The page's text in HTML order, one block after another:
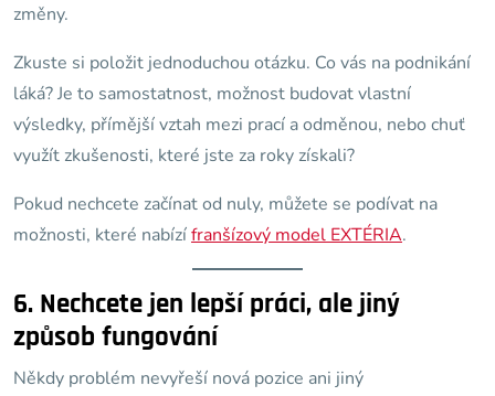
změny.
Zkuste si položit jednoduchou otázku. Co vás na podnikání
láká? Je to samostatnost, možnost budovat vlastní
výsledky, přímější vztah mezi prací a odměnou, nebo chuť
využít zkušenosti, které jste za roky získali?
Pokud nechcete začínat od nuly, můžete se podívat na
možnosti, které nabízífranšízový model EXTÉRIA.
6. Nechcete jen lepší práci, ale jiný
způsob fungování
Někdy problém nevyřeší nová pozice ani jiný